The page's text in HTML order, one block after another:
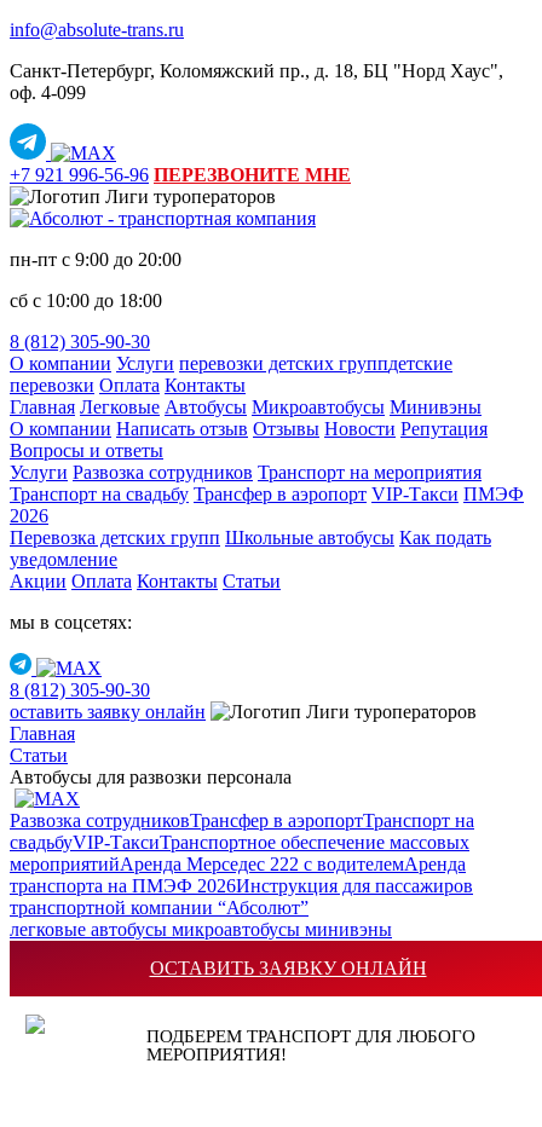
info@absolute-trans.ru
Санкт-Петербург, Коломяжский пр., д. 18, БЦ "Норд Хаус",
оф. 4‑099
+7 921 996-56-96 ПЕРЕЗВОНИТЕ МНЕ
пн-пт с 9:00 до 20:00
сб с 10:00 до 18:00
8 (812) 305-90-30
О компании Услуги перевозки детских группдетские
перевозки Оплата Контакты
Главная Легковые Автобусы Микроавтобусы Минивэны
О компании Написать отзыв Отзывы Новости Репутация
Вопросы и ответы
Услуги Развозка сотрудников Транспорт на мероприятия
Транспорт на свадьбу Трансфер в аэропорт VIP-Такси ПМЭФ
2026
Перевозка детских групп Школьные автобусы Как подать
уведомление
Акции Оплата Контакты Статьи
мы в соцсетях:
8 (812) 305-90-30
оставить заявку онлайн
Главная
Статьи
Автобусы для развозки персонала
Развозка сотрудниковТрансфер в аэропортТранспорт на
свадьбуVIP-ТаксиТранспортное обеспечение массовых
мероприятийАренда Мерседес 222 с водителемАренда
транспорта на ПМЭФ 2026Инструкция для пассажиров
транспортной компании “Абсолют”
легковые автобусы микроавтобусы минивэны
ОСТАВИТЬ ЗАЯВКУ ОНЛАЙН
ПОДБЕРЕМ ТРАНСПОРТ ДЛЯ ЛЮБОГО
МЕРОПРИЯТИЯ!
10
Автобусы для развозки
персонала